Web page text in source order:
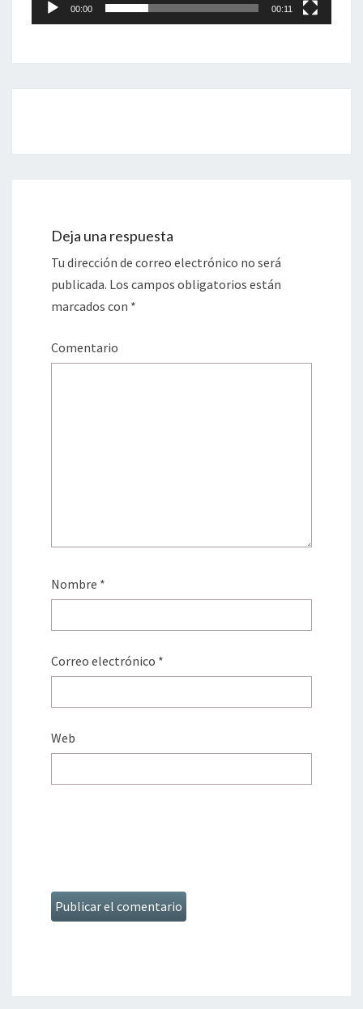
E
D
C
.
C
00:00 00:11
entradas
Deja una respuesta
Tu dirección de correo electrónico no será
publicada. Los campos obligatorios están
marcados con *
Comentario
Nombre *
Correo electrónico *
Web